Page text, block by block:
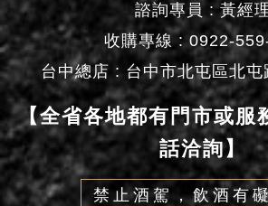
諮詢專員 : 黃經
收購專線 : 0922-
台中總店 : 台中市北屯區北
【全省各地都有門市或服
話洽詢】
禁止酒駕，飲酒有